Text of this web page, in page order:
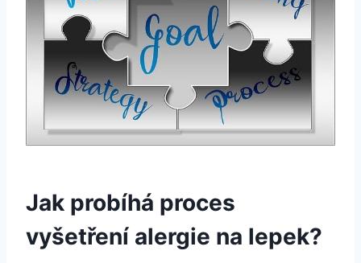
Jak probíhá proces
vyšetření alergie‌ na lepek?